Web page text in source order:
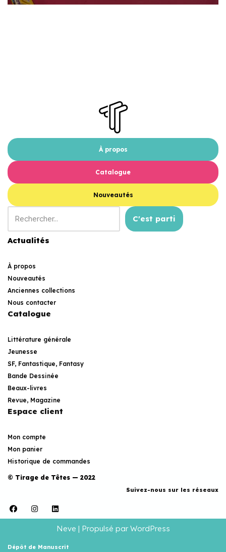
À propos
Catalogue
Nouveautés
C'est parti
Actualités
À propos
Nouveautés
Anciennes collections
Nous contacter
Catalogue
Littérature générale
Jeunesse
SF, Fantastique, Fantasy
Bande Dessinée
Beaux-livres
Revue, Magazine
Espace client
Mon compte
Mon panier
Historique de commandes
© Tirage de Têtes — 2022
Suivez-nous sur les réseaux
Neve | Propulsé par WordPress
Dépôt de Manuscrit